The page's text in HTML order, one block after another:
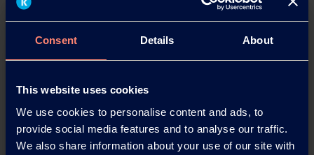
Consent Details About
This website uses cookies
We use cookies to personalise content and ads, to
provide social media features and to analyse our traffic.
We also share information about your use of our site with
You have questions about our
products or want to contact us?